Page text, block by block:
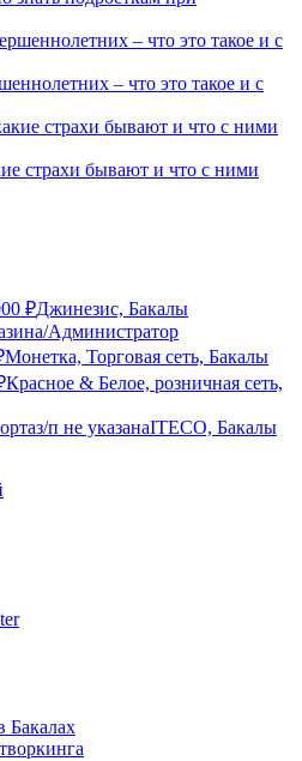
– что это такое и с
страхи бывают и что с ними
₽Джинезис, Бакалы
Администратор
Монетка, Торговая сеть, Бакалы
Красное & Белое, розничная сеть,
з/п не указанаITECO, Бакалы
Бакалах